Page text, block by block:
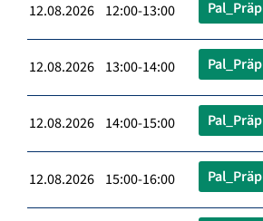
12.08.2026 12:00-13:00 Pal_Präp
12.08.2026 13:00-14:00 Pal_Präp
12.08.2026 14:00-15:00 Pal_Präp
12.08.2026 15:00-16:00 Pal_Präp